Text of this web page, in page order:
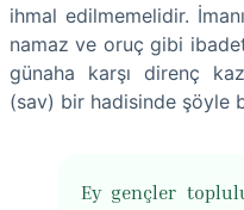
ihmal edilmemelidir.
namaz ve oruç gibi
günaha karşı direnç
(sav) bir hadisinde şöyle
Ey gençler